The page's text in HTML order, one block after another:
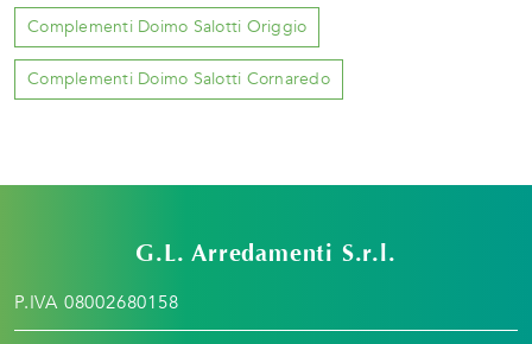
Complementi Doimo Salotti Origgio
Complementi Doimo Salotti Cornaredo
G.L. Arredamenti S.r.l.
P.IVA 08002680158